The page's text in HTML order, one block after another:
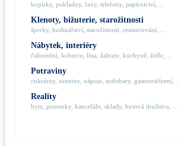
kopírky, pokladny, faxy, telefony, papírnictví, ...
Klenoty, bižuterie, starožitnosti
šperky, hodinářství, starožitnosti, restaurování, ...
Nábytek, interiéry
čalounění, koberce, lina, žaluzie, kuchyně, židle, ...
Potraviny
cukrárny, uzeniny, nápoje, sodobary, gastrozařízení, ...
Reality
byty, pozemky, kanceláře, sklady, bytová družstva, ...